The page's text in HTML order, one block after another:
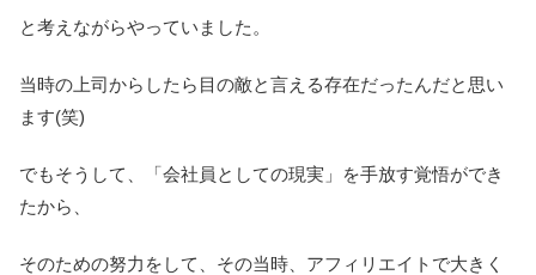
と考えながらやっていました。
当時の上司からしたら目の敵と言える存在だったんだと思い
ます(笑)
でもそうして、「会社員としての現実」を手放す覚悟ができ
たから、
そのための努力をして、その当時、アフィリエイトで大きく